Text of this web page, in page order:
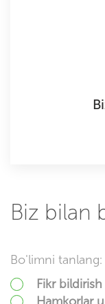
Biz bilan
Bo'limni tanlang:
Fikr bildirish